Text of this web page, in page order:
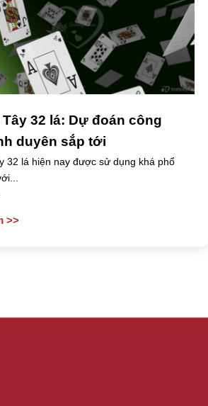
32 lá: Dự đoán công
duyên sắp tới
32 lá hiện nay được sử dụng khá phổ